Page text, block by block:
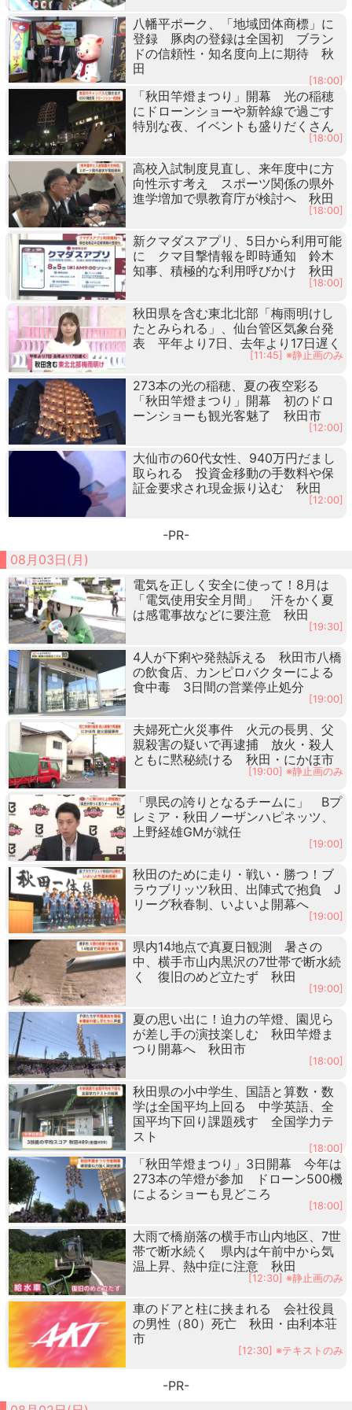
八幡平ポーク、「地域団体商標」に
登録 豚肉の登録は全国初 ブラン
ドの信頼性・知名度向上に期待 秋
田
[18:00]
「秋田竿燈まつり」開幕 光の稲穂
にドローンショーや新幹線で過ごす
特別な夜、イベントも盛りだくさん
[18:00]
高校入試制度見直し、来年度中に方
向性示す考え スポーツ関係の県外
進学増加で県教育庁が検討へ 秋田
[18:00]
新クマダスアプリ、5日から利用可能
に クマ目撃情報を即時通知 鈴木
知事、積極的な利用呼びかけ 秋田
[18:00]
秋田県を含む東北北部「梅雨明けし
たとみられる」、仙台管区気象台発
表 平年より7日、去年より17日遅く
[11:45] ※静止画のみ
273本の光の稲穂、夏の夜空彩る
「秋田竿燈まつり」開幕 初のドロ
ーンショーも観光客魅了 秋田市
[12:00]
大仙市の60代女性、940万円だまし
取られる 投資金移動の手数料や保
証金要求され現金振り込む 秋田
[12:00]
-PR-
08月03日(月)
電気を正しく安全に使って！8月は
「電気使用安全月間」 汗をかく夏
は感電事故などに要注意 秋田
[19:30]
4人が下痢や発熱訴える 秋田市八橋
の飲食店、カンピロバクターによる
食中毒 3日間の営業停止処分
[19:00]
夫婦死亡火災事件 火元の長男、父
親殺害の疑いで再逮捕 放火・殺人
ともに黙秘続ける 秋田・にかほ市
[19:00] ※静止画のみ
「県民の誇りとなるチームに」 Bプ
レミア・秋田ノーザンハピネッツ、
上野経雄GMが就任
[19:00]
秋田のために走り・戦い・勝つ！ブ
ラウブリッツ秋田、出陣式で抱負 J
リーグ秋春制、いよいよ開幕へ
[19:00]
県内14地点で真夏日観測 暑さの
中、横手市山内黒沢の7世帯で断水続
く 復旧のめど立たず 秋田
[19:00]
夏の思い出に！迫力の竿燈、園児ら
が差し手の演技楽しむ 秋田竿燈ま
つり開幕へ 秋田市
[18:00]
秋田県の小中学生、国語と算数・数
学は全国平均上回る 中学英語、全
国平均下回り課題残す 全国学力テ
スト
[18:00]
「秋田竿燈まつり」3日開幕 今年は
273本の竿燈が参加 ドローン500機
によるショーも見どころ
[18:00]
大雨で橋崩落の横手市山内地区、7世
帯で断水続く 県内は午前中から気
温上昇、熱中症に注意 秋田
[12:30] ※静止画のみ
車のドアと柱に挟まれる 会社役員
の男性（80）死亡 秋田・由利本荘
市
[12:30] ※テキストのみ
-PR-